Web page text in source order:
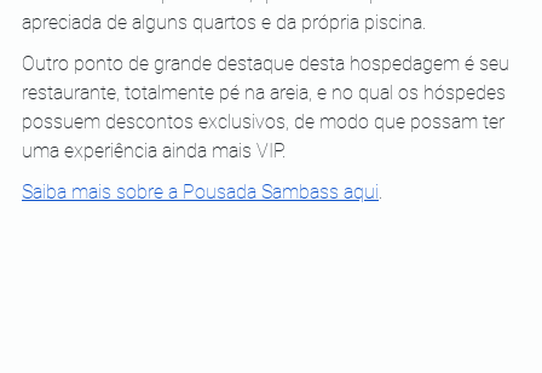
apreciada de alguns quartos e da própria piscina.
Outro ponto de grande destaque desta hospedagem é seu
restaurante, totalmente pé na areia, e no qual os hóspedes
possuem descontos exclusivos, de modo que possam ter
uma experiência ainda mais VIP.
Saiba mais sobre a Pousada Sambass aqui